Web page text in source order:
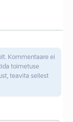
Kommentaare ei
toimetuse
teavita sellest